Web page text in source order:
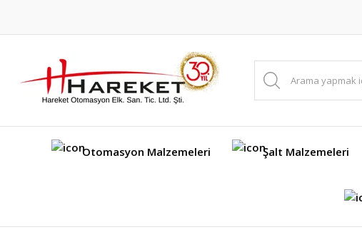
Otomasyon Malzemeleri Şalt Malzemeleri